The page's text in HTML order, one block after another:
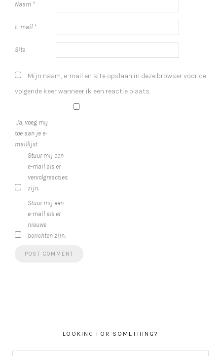
Naam *
E-mail *
Site
Mijn naam, e-mail en site opslaan in deze browser voor de
volgende keer wanneer ik een reactie plaats.
Ja, voeg mij
toe aan je e-
maillijst
Stuur mij een
e-mail als er
vervolgreacties
zijn.
Stuur mij een
e-mail als er
nieuwe
berichten zijn.
LOOKING FOR SOMETHING?